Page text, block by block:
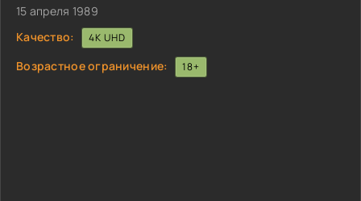
15 апреля 1989
Качество:
4K UHD
Возрастное ограничение: 18+